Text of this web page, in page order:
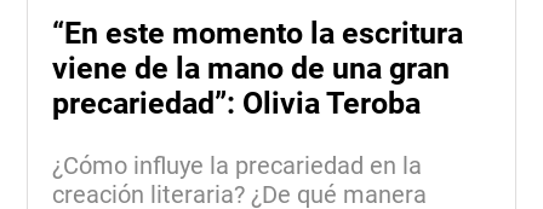
“En este momento la escritura
viene de la mano de una gran
precariedad”: Olivia Teroba
¿Cómo influye la precariedad en la
creación literaria? ¿De qué manera